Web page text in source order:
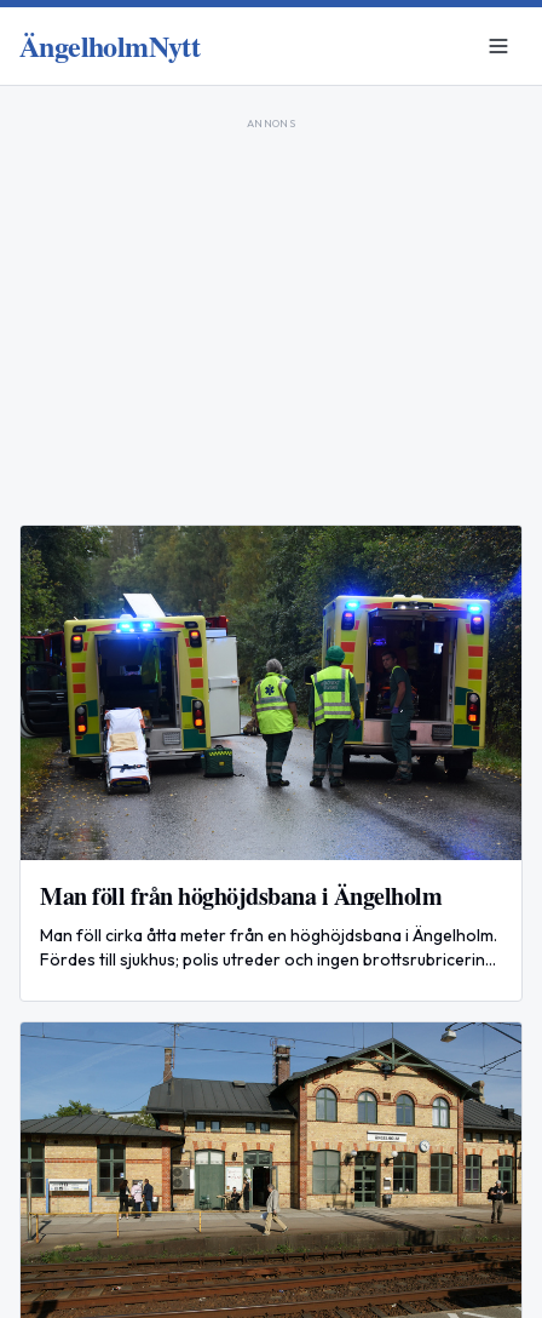
ÄngelholmNytt
ANNONS
Man föll från höghöjdsbana i Ängelholm
Man föll cirka åtta meter från en höghöjdsbana i Ängelholm.
Fördes till sjukhus; polis utreder och ingen brottsrubricering